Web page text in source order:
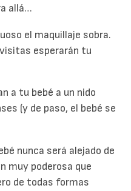
allá…
el maquillaje sobra.
esperarán tu
a tu bebé a un nido
(y de paso, el bebé se
nunca será alejado de
muy poderosa que
de todas formas